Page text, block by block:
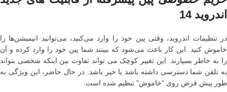
اندروید 14
در تنظیمات اندروید، وقتی پین خود را وارد می‌کنید، می‌توانید انیمیشن‌ها را
خاموش کنید. این کار باعث می‌شود که ببینند شما پین خود را وارد کرده و آن
را به خاطر بسپارند. این تغییر کوچک می تواند تفاوت بین اینکه شخصی بتواند
به تلفن شما دسترسی داشته باشد یا خیر باشد. در حال حاضر، این ویژگی به
طور پیش فرض روی “خاموش” تنظیم شده است.